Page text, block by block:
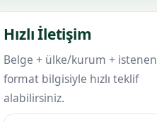
Hızlı İletişim
Belge + ülke/kurum + istenen
format bilgisiyle hızlı teklif
alabilirsiniz.